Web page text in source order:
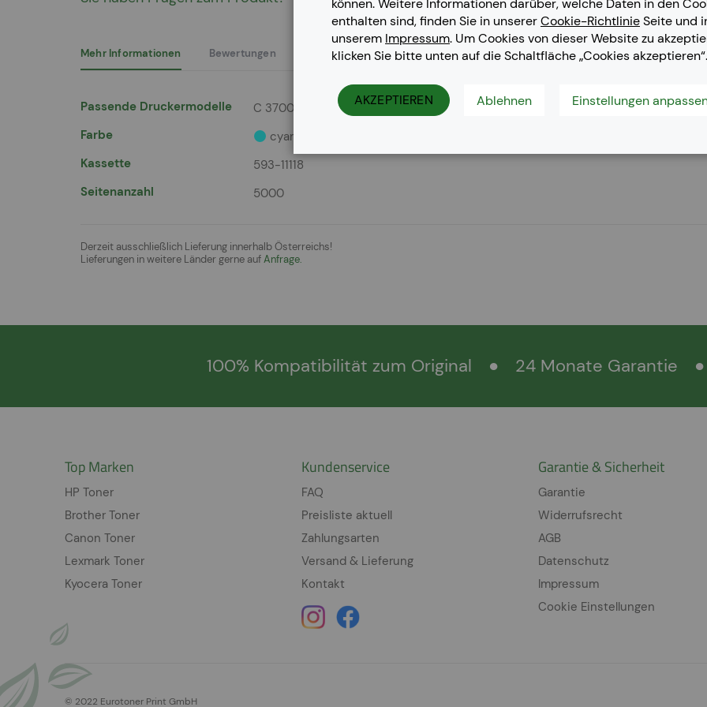
springen
Mehr Informationen
Mehr
Passende Druckermodelle
C 3700 Series, C 3760 dn, C 3760 n, C 3765 dnf
Farbe
cyan
Kassette
593-11118
Seitenanzahl
5000
Derzeit ausschließlich Lieferung innerhalb Österreichs!
Lieferungen in weitere Länder gerne aufAnfrage.
Bewertungen
100% Kompatibilität zum Original ● 24 Monate Garantie ●
Top Marken
HP Toner
Brother Toner
Canon Toner
Lexmark Toner
Kyocera Toner
Kundenservice
FAQ
Preisliste aktuell
Zahlungsarten
Versand & Lieferung
Kontakt
Garantie & Sicherheit
Garantie
Widerrufsrecht
AGB
Datenschutz
Impressum
Cookie Einstellungen
© 2022 Eurotoner Print GmbH
enthalten sind, finden Sie in unsererCookie-RichtlinieSeite und
unserem Impressum. Um Cookies von dieser Website zu
klicken Sie bitte unten auf die Schaltfläche „Cookies akzeptieren“.
AKZEPTIEREN Ablehnen Einstellungen